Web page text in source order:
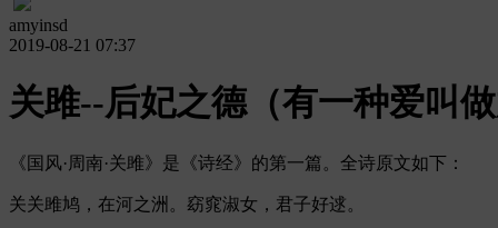
amyinsd
2019-08-21 07:37
关雎--后妃之德（有一种爱叫
《国风·周南·关雎》是《诗经》的第一篇。全诗原文如下：
关关雎鸠，在河之洲。窈窕淑女，君子好逑。